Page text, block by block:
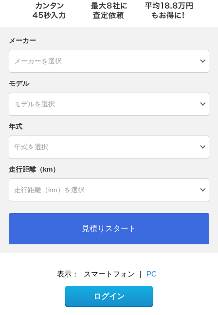
メーカー
モデル
年式
走行距離（km）
見積りスタート
表示： スマートフォン | PC
ログイン